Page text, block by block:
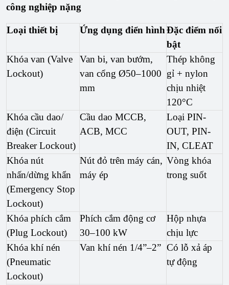
công nghiệp nặng
Loại thiết bị Ứng dụng điển hìnhĐặc điểm nổi
bật
Khóa van (Valve
Lockout)
Van bi, van bướm,
van cổng Ø50–1000
mm
Thép không
gỉ + nylon
chịu nhiệt
120°C
Khóa cầu dao/
điện (Circuit
Breaker Lockout)
Cầu dao MCCB,
ACB, MCC
Loại PIN-
OUT, PIN-
IN, CLEAT
Khóa nút
nhấn/dừng khẩn
(Emergency Stop
Lockout)
Nút đỏ trên máy cán,
máy ép
Vòng khóa
trong suốt
Khóa phích cắm
(Plug Lockout)
Phích cắm động cơ
30–100 kW
Hộp nhựa
chịu lực
Khóa khí nén
(Pneumatic
Lockout)
Van khí nén 1/4”–2” Có lỗ xả áp
tự động